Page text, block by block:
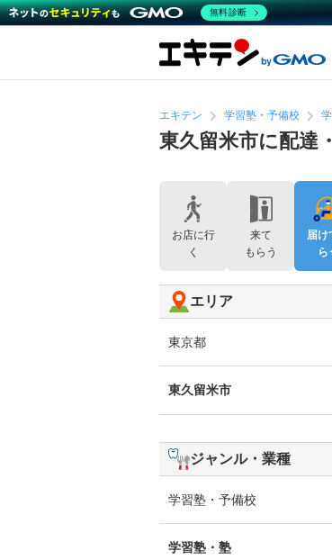
エキテン 学習塾・予備校
東久留米市に配達
お店に行
く
来て
もらう
届け
ら
エリア
東京都
東久留米市
ジャンル・業種
学習塾・予備校
学習塾・塾
無料診断